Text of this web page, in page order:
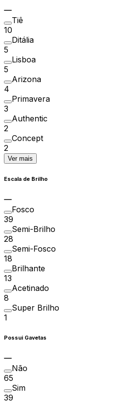
Tiê
10
Ditália
5
Lisboa
5
Arizona
4
Primavera
3
Authentic
2
Concept
2
Ver mais
Escala de Brilho
Fosco
39
Semi-Brilho
28
Semi-Fosco
18
Brilhante
13
Acetinado
8
Super Brilho
1
Possui Gavetas
Não
65
Sim
39